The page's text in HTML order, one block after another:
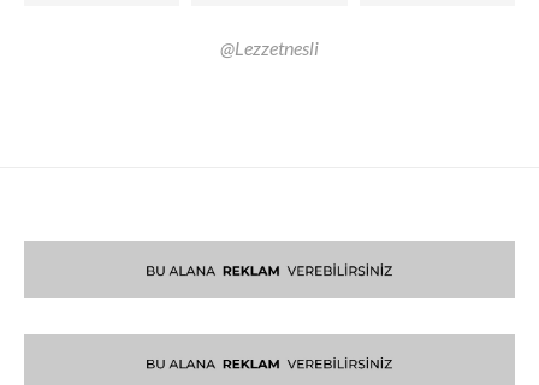
@Lezzetnesli